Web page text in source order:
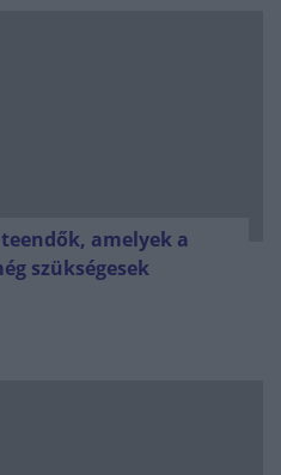
amelyek a
szükségesek